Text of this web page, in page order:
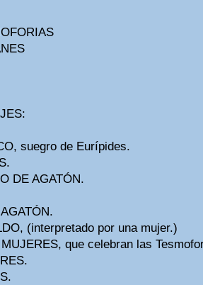
suegro de Eurípides.
DE AGATÓN.
(interpretado por una mujer.)
que celebran las